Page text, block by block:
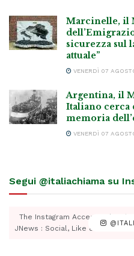
Marcinelle, il
sicurezza sul
attuale”
VENERDÌ 07
Argentina, il
Italiano cerca
memoria
VENERDÌ 07
Segui @italiachiama su
The Instagram Access Token
JNews : Social, Like & View >